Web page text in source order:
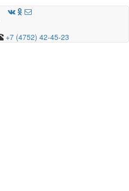
+7 (4752) 42-45-23